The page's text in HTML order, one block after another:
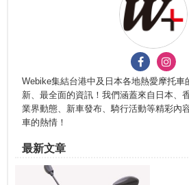
Webike集結台港中及日本各地熱愛摩托車
新、最全面的資訊！我們涵蓋來自日本、
業界動態、新車發布、騎行活動等精彩內
車的熱情！
最新文章